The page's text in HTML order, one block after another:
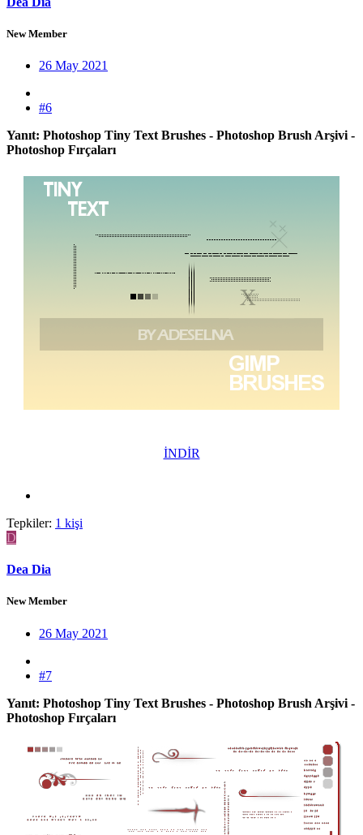
New Member
26 May 2021
#6
Yanıt: Photoshop Tiny Text Brushes - Photoshop Brush Arşivi -
Photoshop Fırçaları
İNDİR
Tepkiler: 1 kişi
D
Dea Dia
New Member
26 May 2021
#7
Yanıt: Photoshop Tiny Text Brushes - Photoshop Brush Arşivi -
Photoshop Fırçaları